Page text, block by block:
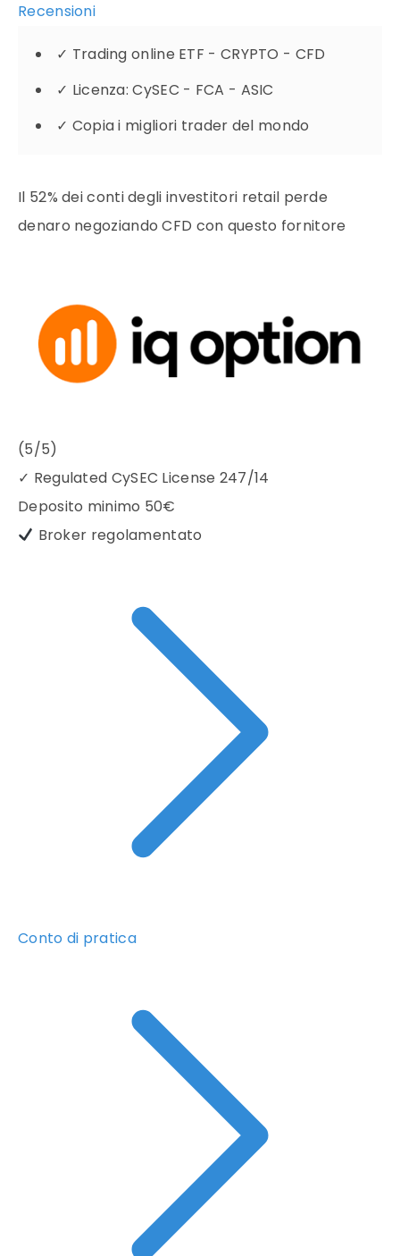
Recensioni
✓ Trading online ETF - CRYPTO - CFD
✓ Licenza: CySEC - FCA - ASIC
✓ Copia i migliori trader del mondo
Il 52% dei conti degli investitori retail perde
denaro negoziando CFD con questo fornitore
(5/5)
✓ Regulated CySEC License 247/14
Deposito minimo 50€
Broker regolamentato
Conto di pratica